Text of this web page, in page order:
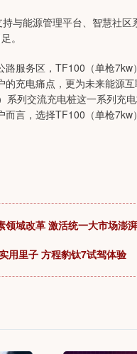
与能源管理平台、智慧社
。
服务区，TF100（单枪
的充电痛点，更为未来能源
系列交流充电桩这一系列充
言，选择TF100（单枪
领域改革 激活统一大市场澎
用里子 方程豹钛7试驾体验